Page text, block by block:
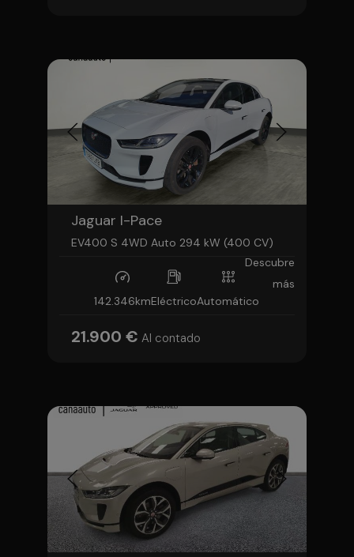
Jaguar I-Pace
EV400 S 4WD Auto 294 kW (400 CV)
142.346kmEléctricoAutomático
21.900 € Al contado
Descubre
más